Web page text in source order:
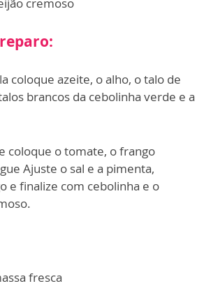
coloque azeite, o alho, o talo de
brancos da cebolinha verde e a
coloque o tomate, o frango
Ajuste o sal e a pimenta,
e finalize com cebolinha e o
fresca